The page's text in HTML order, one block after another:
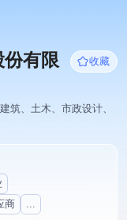
有限
收藏
筑、土木、市政设计、
商 ...